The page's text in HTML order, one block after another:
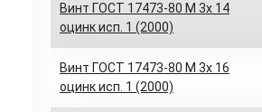
Винт ГОСТ 17473-80 M 3x 14
оцинк исп. 1 (2000)
Винт ГОСТ 17473-80 M 3x 16
оцинк исп. 1 (2000)